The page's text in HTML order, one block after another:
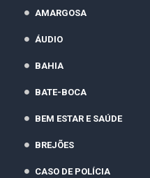
AMARGOSA
ÁUDIO
BAHIA
BATE-BOCA
BEM ESTAR E SAÚDE
BREJÕES
CASO DE POLÍCIA